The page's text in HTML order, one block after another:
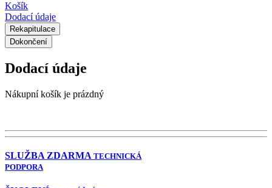
Košík
Dodací údaje
Rekapitulace
Dokončení
Dodací údaje
Nákupní košík je prázdný
SLUŽBA ZDARMA TECHNICKÁ
PODPORA